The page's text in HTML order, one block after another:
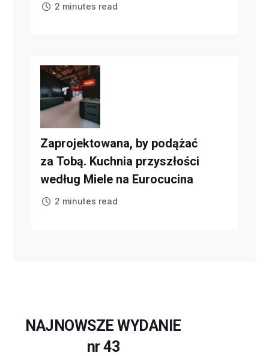
2 minutes read
Zaprojektowana, by podążać
za Tobą. Kuchnia przyszłości
według Miele na Eurocucina
2 minutes read
NAJNOWSZE WYDANIE
nr 43